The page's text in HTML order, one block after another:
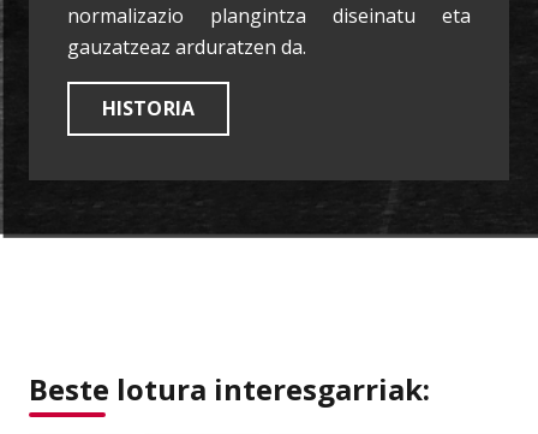
normalizazio plangintza diseinatu eta
gauzatzeaz arduratzen da.
HISTORIA
Beste lotura interesgarriak: